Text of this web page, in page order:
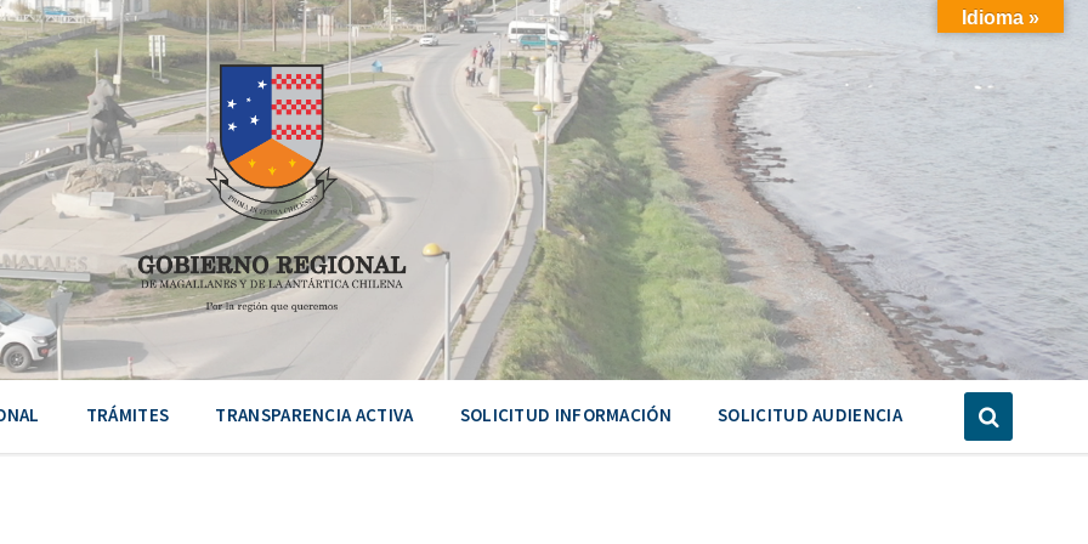
TRÁMITES TRANSPARENCIA ACTIVA SOLICITUD INFORMACIÓN SOLICITUD AUDIENCIA
Idioma »